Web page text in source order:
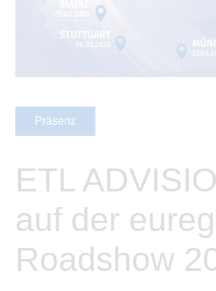
Präsenz
ETL
auf der
Roadshow